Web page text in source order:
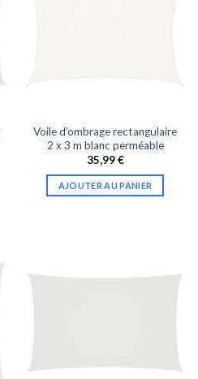
Voile d’ombrage rectangulaire
2 x 3 m blanc perméable
35,99€
AJOUTER AU PANIER